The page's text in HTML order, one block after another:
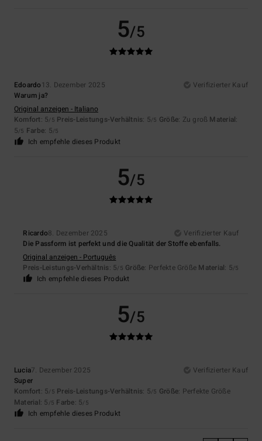
5/5
Edoardo 13. Dezember 2025
Verifizierter Kauf
Warum ja?
Original anzeigen - Italiano
Komfort: 5/5 Preis-Leistungs-Verhältnis: 5/5 Größe: Zu groß Material:
5/5 Farbe: 5/5
Ich empfehle dieses Produkt
5/5
Ricardo8. Dezember 2025
Verifizierter Kauf
Die Passform ist perfekt und die Qualität der Stoffe ebenfalls.
Original anzeigen - Português
Preis-Leistungs-Verhältnis: 5/5 Größe: Perfekte Größe Material: 5/5
Ich empfehle dieses Produkt
5/5
Lucia7. Dezember 2025
Verifizierter Kauf
Super
Komfort: 5/5 Preis-Leistungs-Verhältnis: 5/5 Größe: Perfekte Größe
Material: 5 /5 Farbe: 5/5
Ich empfehle dieses Produkt